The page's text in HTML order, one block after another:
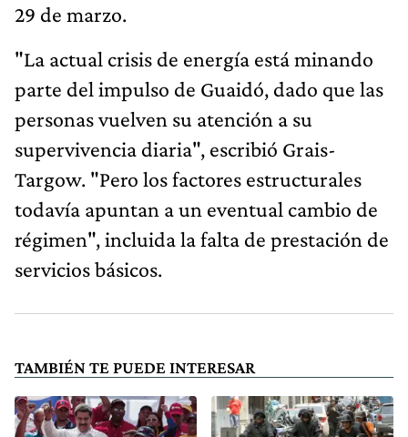
29 de marzo.
"La actual crisis de energía está minando
parte del impulso de Guaidó, dado que las
personas vuelven su atención a su
supervivencia diaria", escribió Grais-
Targow. "Pero los factores estructurales
todavía apuntan a un eventual cambio de
régimen", incluida la falta de prestación de
servicios básicos.
TAMBIÉN TE PUEDE INTERESAR